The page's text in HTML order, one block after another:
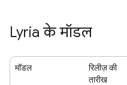
Lyria के मॉडल
मॉडल
रिलीज़ की
तारीख